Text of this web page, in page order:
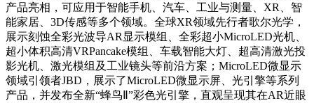
产品亮相，可应用于智能手机、汽车、工业与测量、XR、智
能家居、3D传感等多个领域。全球XR领域先行者歌尔光学，
展示刻蚀全彩光波导AR显示模组、全彩超小MicroLED光机、
超小体积高清VRPancake模组、车载智能大灯、超高清激光投
影光机、激光模组及工业镜头等前沿方案；MicroLED微显示
领域引领者JBD，展示了MicroLED微显示屏、光引擎等系列
产品，并发布全新“蜂鸟Ⅱ”彩色光引擎，直观呈现其在AR近眼